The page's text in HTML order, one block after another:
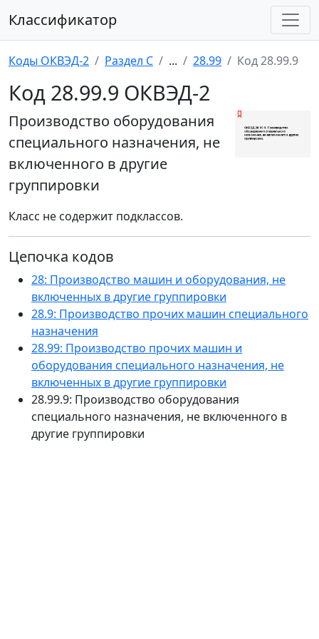
Классификатор
Коды ОКВЭД-2 Раздел C ... 28.99 Код 28.99.9
Код 28.99.9 ОКВЭД-2
Производство оборудования
специального назначения, не
включенного в другие
группировки
Класс не содержит подклассов.
Цепочка кодов
28: Производство машин и оборудования, не
включенных в другие группировки
28.9: Производство прочих машин специального
назначения
28.99: Производство прочих машин и
оборудования специального назначения, не
включенных в другие группировки
28.99.9: Производство оборудования
специального назначения, не включенного в
другие группировки